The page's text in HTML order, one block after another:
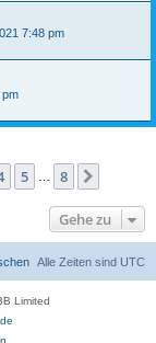
7:48 pm
pm
5 8
Gehe zu
Alle Zeiten sind UTC
Limited